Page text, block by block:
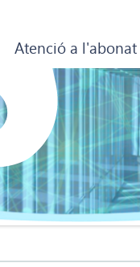
Atenció a l'abonat